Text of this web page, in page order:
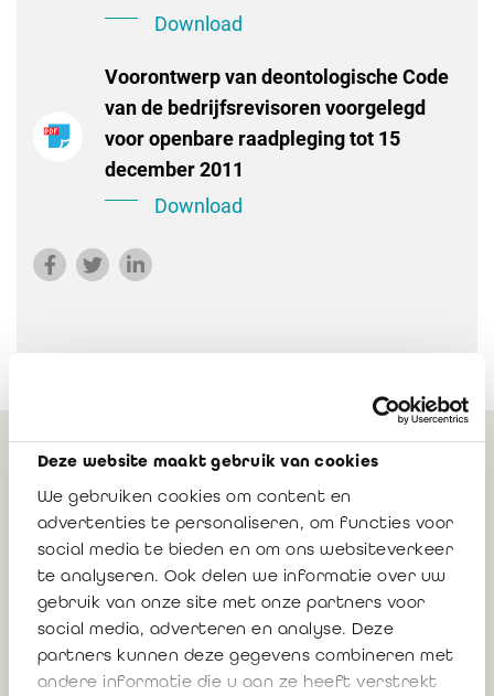
Deze website maakt gebruik van cookies
We gebruiken cookies om content en
advertenties te personaliseren, om functies voor
social media te bieden en om ons websiteverkeer
te analyseren. Ook delen we informatie over uw
gebruik van onze site met onze partners voor
social media, adverteren en analyse. Deze
partners kunnen deze gegevens combineren met
andere informatie die u aan ze heeft verstrekt
Download
Voorontwerp van deontologische Code
van de bedrijfsrevisoren voorgelegd
voor openbare raadpleging tot 15
december 2011
Download
Gerelateerd
raadpleging omtrent het ontwerp van
Norm inzake de opdrachten tot het
verrichten van overeengekomen
specifieke werkzaamheden (termijn: 5